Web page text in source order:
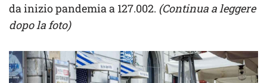
da inizio pandemia a 127.002. (Continua a leggere
dopo la foto)